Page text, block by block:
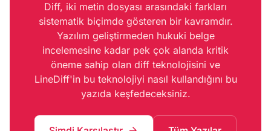
Diff, iki metin dosyası arasındaki farkları
sistematik biçimde gösteren bir kavramdır.
Yazılım geliştirmeden hukuki belge
incelemesine kadar pek çok alanda kritik
öneme sahip olan diff teknolojisini ve
LineDiff'in bu teknolojiyi nasıl kullandığını bu
yazıda keşfedeceksiniz.